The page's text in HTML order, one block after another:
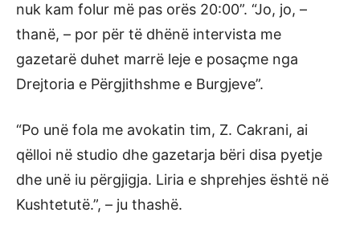
nuk kam folur më pas orës 20:00”. “Jo, jo, –
thanë, – por për të dhënë intervista me
gazetarë duhet marrë leje e posaçme nga
Drejtoria e Përgjithshme e Burgjeve”.
“Po unë fola me avokatin tim, Z. Cakrani, ai
qëlloi në studio dhe gazetarja bëri disa pyetje
dhe unë iu përgjigja. Liria e shprehjes është në
Kushtetutë.”, – ju thashë.